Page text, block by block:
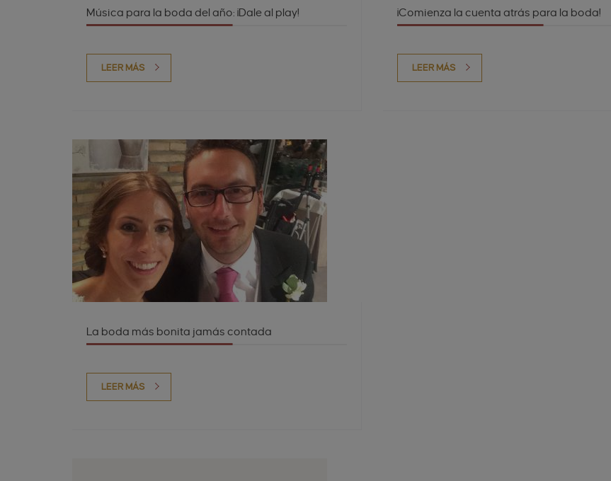
Música para la boda del año: ¡Dale al play!
LEER MÁS
¡Comienza la cuenta atrás para la boda!
LEER MÁS
La boda más bonita jamás contada
LEER MÁS